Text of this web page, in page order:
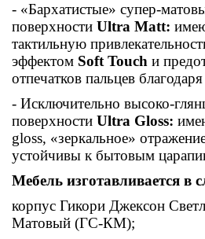
- «Бархатистые» супер-
поверхности Ultra Matt:
тактильную
эффектом Soft Touch и
отпечатков пальцев благодаря
- Исключительно высоко-
поверхности Ultra Gloss:
gloss, «зеркальное»
устойчивы к бытовым
Мебель изготавливается в
корпус Гикори Джексон
Матовый (ГС-КМ);